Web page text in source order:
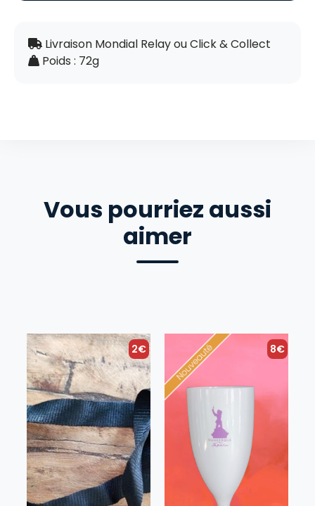
Livraison Mondial Relay ou Click & Collect
Poids : 72g
Vous pourriez aussi
aimer
2€ 8€